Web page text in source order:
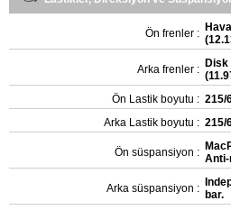
Ön frenler : (
Arka frenler : Disk
(
Ön Lastik boyutu : 215/
Arka Lastik boyutu : 215/
Ön süspansiyon : Anti-
Arka süspansiyon : bar.